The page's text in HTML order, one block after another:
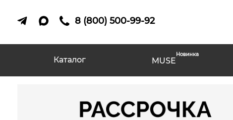
8 (800) 500-99-92
Каталог MUSE
Новинка